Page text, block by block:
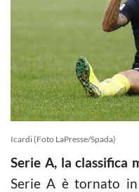
Icardi (Foto LaPresse/Spada)
Serie A, la classifica
Serie A è tornato